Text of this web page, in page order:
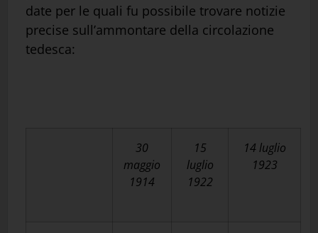
date per le quali fu possibile trovare notizie
precise sull’ammontare della circolazione
tedesca:
30
maggio
1914
15
luglio
1922
14 luglio
1923